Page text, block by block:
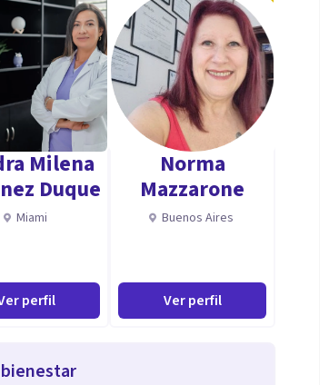
Milena
Duque
Miami
perfil
Norma
Mazzarone
Buenos Aires
Ver perfil